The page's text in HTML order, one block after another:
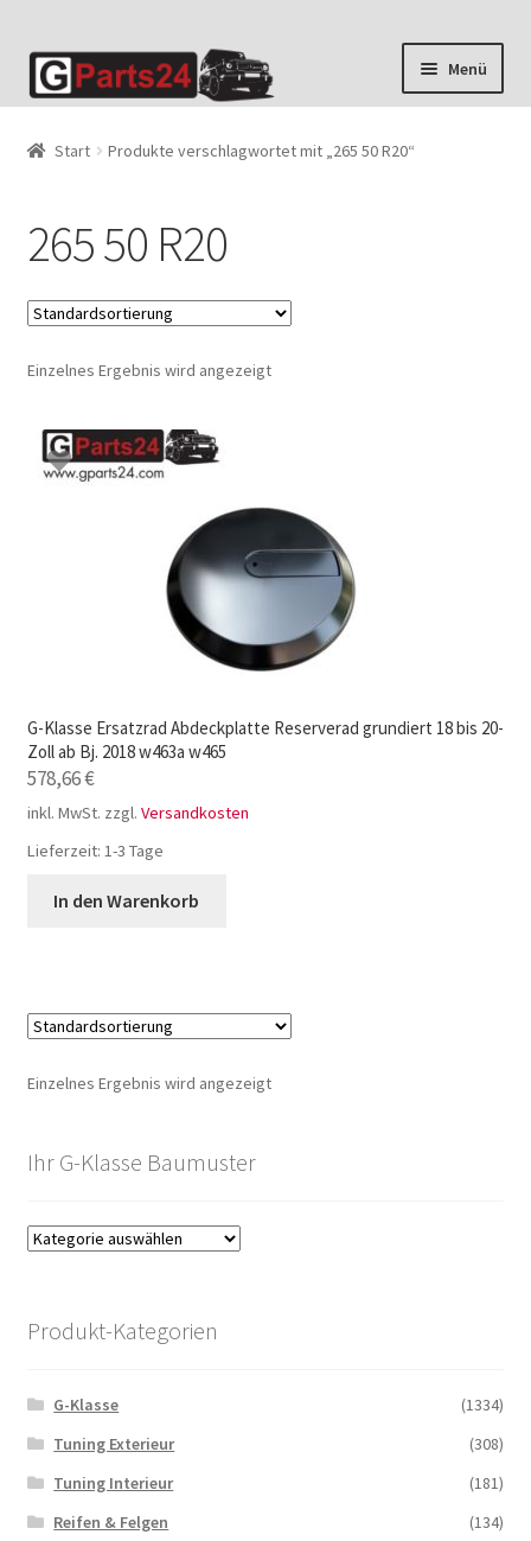
Zur
Navigation
Zum
Inhalt
Menü
Start Produkte verschlagwortet mit „265 50 R20“
265 50 R20
Einzelnes Ergebnis wird angezeigt
G-Klasse Ersatzrad Abdeckplatte Reserverad grundiert 18 bis 20-
Zoll ab Bj. 2018 w463a w465
578,66€
inkl. MwSt. zzgl. Versandkosten
Lieferzeit: 1-3 Tage
In den Warenkorb
Einzelnes Ergebnis wird angezeigt
Ihr G-Klasse Baumuster
Produkt-Kategorien
G-Klasse
(1334)
Tuning Exterieur
(308)
Tuning Interieur
(181)
Reifen & Felgen
(134)